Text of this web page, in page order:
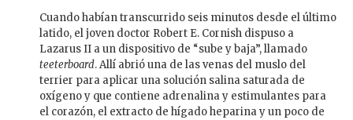
Cuando habían transcurrido seis minutos desde el último
latido, el joven doctor Robert E. Cornish dispuso a
Lazarus II a un dispositivo de “sube y baja”, llamado
teeterboard. Allí abrió una de las venas del muslo del
terrier para aplicar una solución salina saturada de
oxígeno y que contiene adrenalina y estimulantes para
el corazón, el extracto de hígado heparina y un poco de